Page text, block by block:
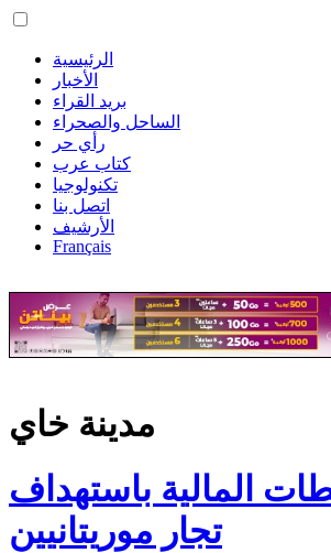
الرئيسية
الأخبار
بريد القراء
الساحل والصحراء
رأي حر
كتاب عرب
تكنولوجيا
اتصل بنا
الأرشيف
Français
مدينة خاي
المالية باستهداف
تجار موريتانيين